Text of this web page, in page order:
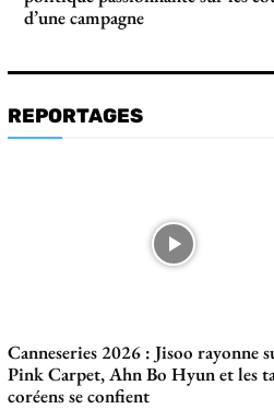
d’une campagne
REPORTAGES
Canneseries 2026 : Jisoo rayonne
Pink Carpet, Ahn Bo Hyun et les
coréens se confient